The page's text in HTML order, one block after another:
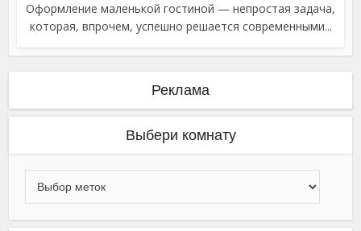
Оформление маленькой гостиной — непростая задача,
которая, впрочем, успешно решается современными...
Реклама
Выбери комнату